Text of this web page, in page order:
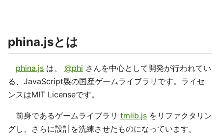
phina.jsとは
phina.js は、 @phi さんを中心として開発が行われてい
る、JavaScript製の国産ゲームライブラリです。ライセ
ンスはMIT Licenseです。
前身であるゲームライブラリ tmlib.js をリファクタリン
グし、さらに設計を洗練させたものになっています。